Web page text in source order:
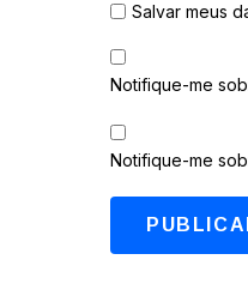
Salvar meus
Notifique-me
Notifique-me